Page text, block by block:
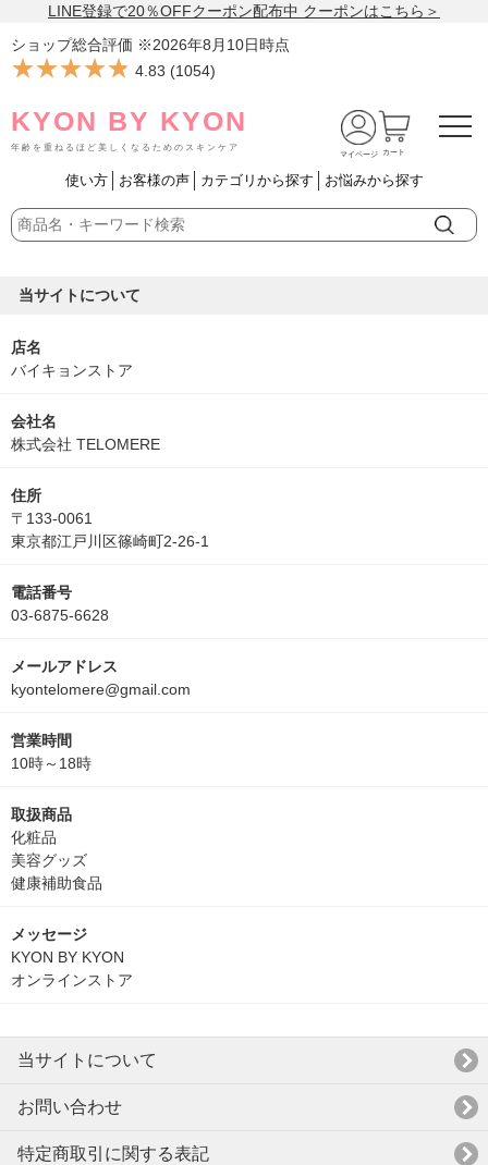
LINE登録で20％OFFクーポン配布中 クーポンはこちら＞
ショップ総合評価 ※2026年8月10日時点
★★★★★
★★★★★ 4.83 (1054)
KYON BY KYON
年齢を重ねるほど美しくなるためのスキンケア
マイページ カート
使い方 お客様の声 カテゴリから探す お悩みから探す
当サイトについて
店名
バイキョンストア
会社名
株式会社 TELOMERE
住所
〒133-0061
東京都江戸川区篠崎町2-26-1
電話番号
03-6875-6628
メールアドレス
kyontelomere@gmail.com
営業時間
10時～18時
取扱商品
化粧品
美容グッズ
健康補助食品
メッセージ
KYON BY KYON
オンラインストア
当サイトについて
お問い合わせ
特定商取引に関する表記